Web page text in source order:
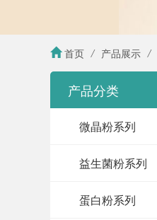
首页 / 产品展示 /
产品分类
微晶粉系列
益生菌粉系列
蛋白粉系列